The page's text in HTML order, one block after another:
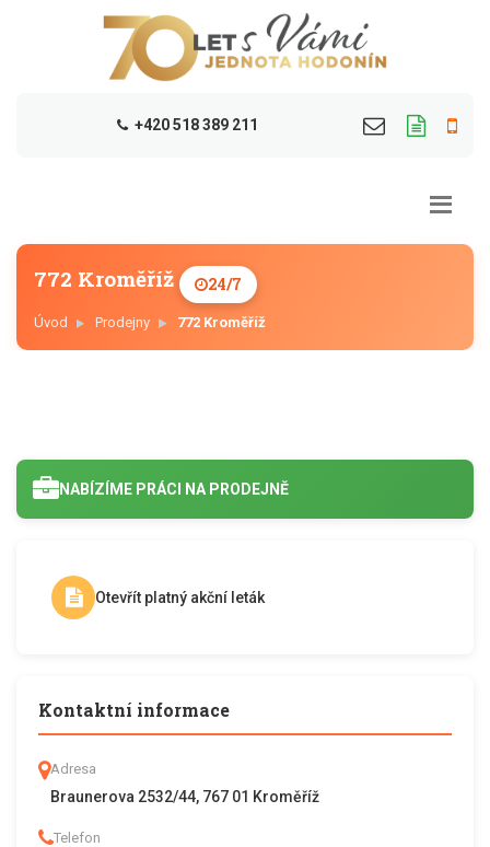
+420 518 389 211
772 Kroměříž 24/7
Úvod Prodejny 772 Kroměříž
NABÍZÍME PRÁCI NA PRODEJNĚ
Otevřít platný akční leták
Kontaktní informace
Adresa
Braunerova 2532/44, 767 01 Kroměříž
Telefon